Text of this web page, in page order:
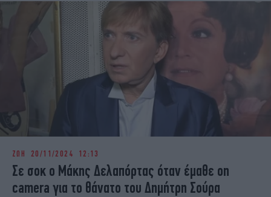
ΖΩΗ 20/11/2024 12:13
Σε σοκ ο Μάκης Δελαπόρτας όταν έμαθε on
camera για το θάνατο του Δημήτρη Σούρα